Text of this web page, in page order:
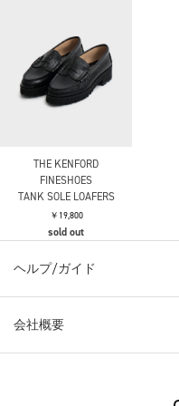
THE KENFORD
FINESHOES
TANK SOLE LOAFERS
￥19,800
sold out
ヘルプ/ガイド
会社概要